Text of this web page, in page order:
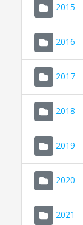
2015
2016
2017
2018
2019
2020
2021